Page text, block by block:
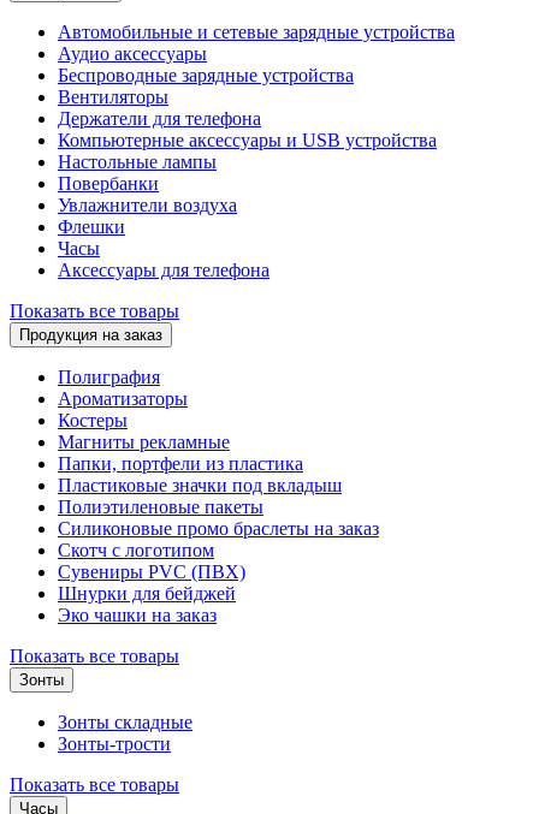
Автомобильные и сетевые зарядные устройства
Аудио аксессуары
Беспроводные зарядные устройства
Вентиляторы
Держатели для телефона
Компьютерные аксессуары и USB устройства
Настольные лампы
Повербанки
Увлажнители воздуха
Флешки
Часы
Аксессуары для телефона
Показать все товары
Продукция на заказ
Полиграфия
Ароматизаторы
Костеры
Магниты рекламные
Папки, портфели из пластика
Пластиковые значки под вкладыш
Полиэтиленовые пакеты
Силиконовые промо браслеты на заказ
Скотч с логотипом
Сувениры PVC (ПВХ)
Шнурки для бейджей
Эко чашки на заказ
Показать все товары
Зонты
Зонты складные
Зонты-трости
Показать все товары
Часы